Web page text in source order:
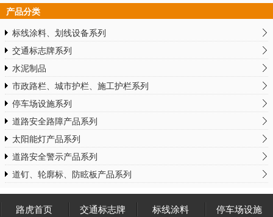
产品分类
标线涂料、划线设备系列
交通标志牌系列
水泥制品
市政路栏、城市护栏、施工护栏系列
停车场设施系列
道路安全路障产品系列
太阳能灯产品系列
道路安全警示产品系列
道钉、轮廓标、防眩板产品系列
路虎首页 交通标志牌 标线涂料
停车场设施